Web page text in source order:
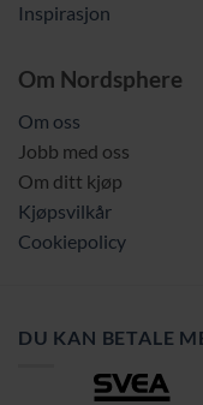
Inspirasjon
Om Nordsphere
Om oss
Jobb med oss
Om ditt kjøp
Kjøpsvilkår
Cookiepolicy
DU KAN BETALE